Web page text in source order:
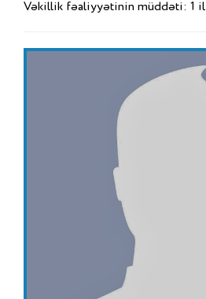
Vəkillik fəaliyyətinin müddəti: 1 il